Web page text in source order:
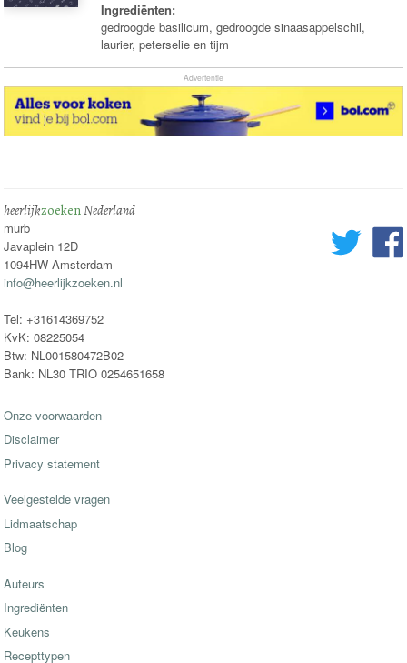
Ingrediënten:
gedroogde basilicum, gedroogde sinaasappelschil,
laurier, peterselie en tijm
Advertentie
heerlijkzoekenNederland
murb
Javaplein 12D
1094HW Amsterdam
info@heerlijkzoeken.nl
Tel: +31614369752
KvK: 08225054
Btw: NL001580472B02
Bank: NL30 TRIO 0254651658
Onze voorwaarden
Disclaimer
Privacy statement
Veelgestelde vragen
Lidmaatschap
Blog
Auteurs
Ingrediënten
Keukens
Recepttypen